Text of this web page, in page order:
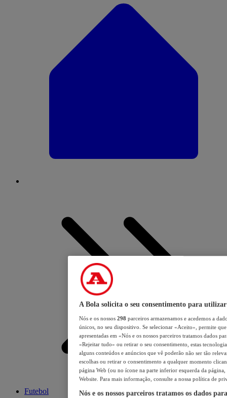
Futebol
A Bola solicita o seu consentimento para utilizar
Nós e os nossos 298 parceiros armazenamos e acedemos a
únicos, no seu dispositivo. Se selecionar «Aceito», permite
apresentadas em «Nós e os nossos parceiros tratamos dados
«Rejeitar tudo» ou retirar o seu consentimento, estas
alguns conteúdos e anúncios que vê poderão não ser tão
escolhas ou retirar o consentimento a qualquer momento
página Web (ou no ícone na parte inferior esquerda da página,
Website. Para mais informação, consulte a nossa política de
Nós e os nossos parceiros tratamos os dados